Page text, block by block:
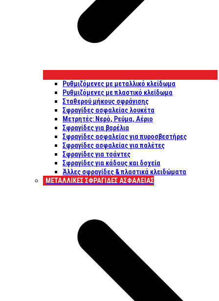
Ρυθμιζόμενες με μεταλλικό κλείδωμα
Ρυθμιζόμενες με πλαστικό κλείδωμα
Σταθερού μήκους σφράγισης
Σφραγίδες ασφαλείας λουκέτα
Μετρητές: Νερό, Ρεύμα, Αέριο
Σφραγίδες για βαρέλια
Σφραγίδες ασφαλείας για πυροσβεστήρες
Σφραγίδες ασφαλείας για παλέτες
Σφραγίδες για τσάντες
Σφραγίδες για κάδους και δοχεία
Άλλες σφραγίδες & πλαστικά κλειδώματα
ΜΕΤΑΛΛΙΚΕΣ ΣΦΡΑΓΙΔΕΣ ΑΣΦΑΛΕΙΑΣ